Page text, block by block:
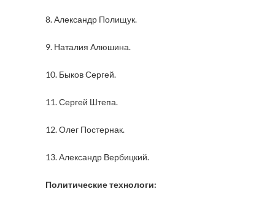
8. Александр Полищук.
9. Наталия Алюшина.
10. Быков Сергей.
11. Сергей Штепа.
12. Олег Постернак.
13. Александр Вербицкий.
Политические технологи: